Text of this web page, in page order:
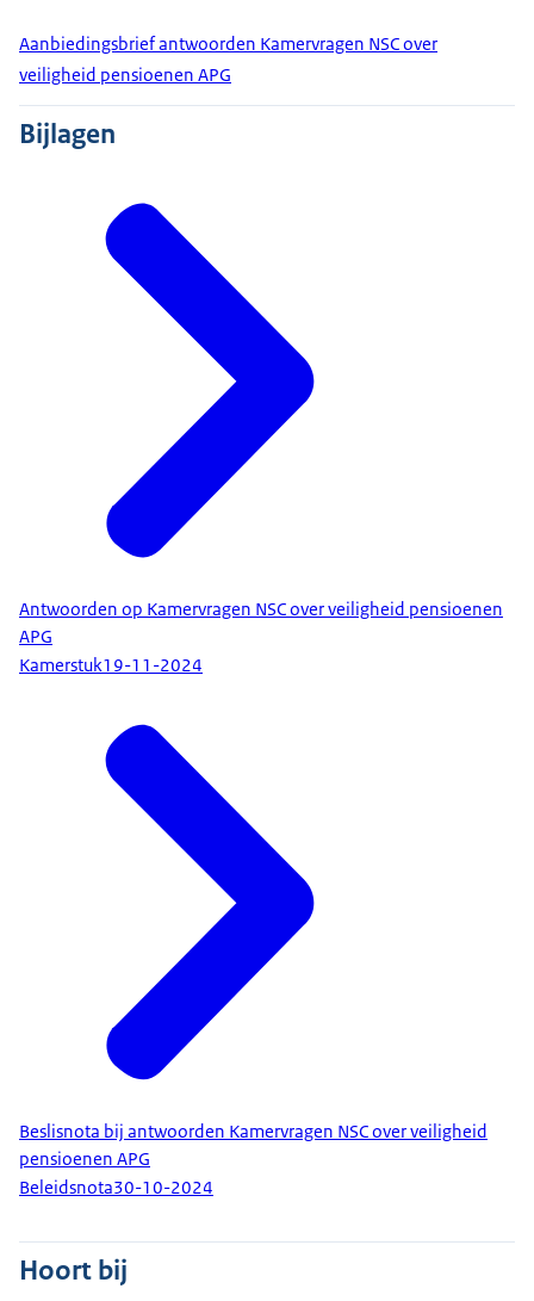
Aanbiedingsbrief antwoorden Kamervragen NSC over
veiligheid pensioenen APG
Bijlagen
Antwoorden op Kamervragen NSC over veiligheid pensioenen
APG
Kamerstuk19-11-2024
Beslisnota bij antwoorden Kamervragen NSC over veiligheid
pensioenen APG
Beleidsnota30-10-2024
Hoort bij